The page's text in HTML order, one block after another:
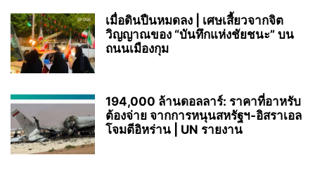
เมื่อดินปืนหมดลง | เศษเสี้ยวจากจิต
วิญญาณของ “บันทึกแห่งชัยชนะ” บน
ถนนเมืองกุม
194,000 ล้านดอลลาร์: ราคาที่อาหรับ
ต้องจ่าย จากการหนุนสหรัฐฯ‑อิสราเอล
โจมตีอิหร่าน | UN รายงาน